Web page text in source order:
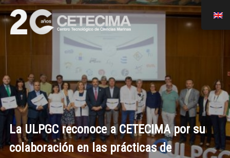
La ULPGC reconoce a CETECIMA por su
colaboración en las prácticas de